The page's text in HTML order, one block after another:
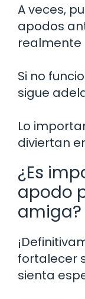
A veces,
apodos
realmente
Si no
sigue
Lo
diviertan
¿Es
apodo
amiga?
fortalecer
sienta